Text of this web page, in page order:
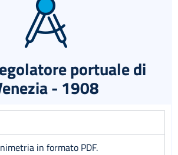
portuale di
- 1908
in formato PDF.